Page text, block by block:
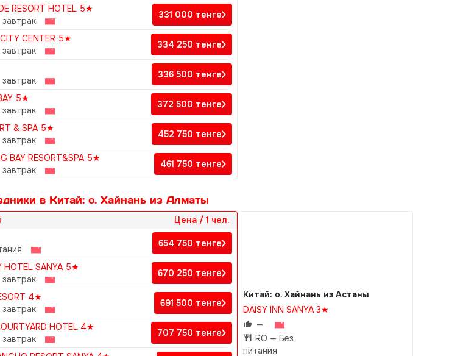
RESORT HOTEL 5★
331 000 тенге
CENTER 5★
334 250 тенге
336 500 тенге
5★
372 500 тенге
& SPA 5★
452 750 тенге
BAY RESORT&SPA 5★
461 750 тенге
в Китай: о. Хайнань из Алматы
Цена / 1 чел.
654 750 тенге
HOTEL SANYA 5★
670 250 тенге
4★
691 500 тенге
HOTEL 4★
707 750 тенге
Китай: о. Хайнань из Астаны
DAISY INN SANYA 3★
—
RO — Без
питания